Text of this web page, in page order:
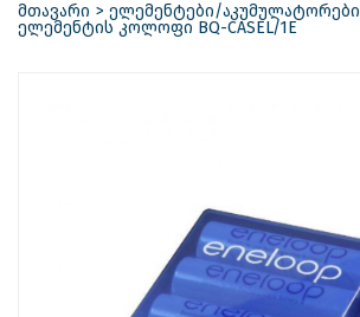
მთავარი ელემენტები/აკუმულატორები
ელემენტის კოლოფი BQ-CASEL/1E